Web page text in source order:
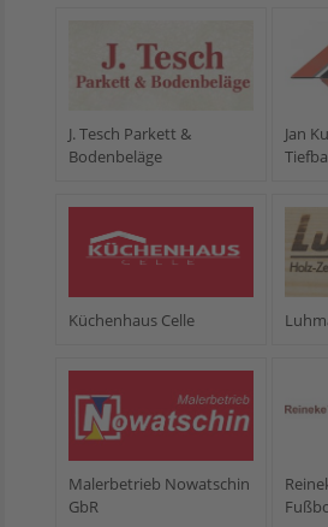
J. Tesch Parkett &
Bodenbeläge
Jan
Küchenhaus Celle
Malerbetrieb Nowatschin
GbR